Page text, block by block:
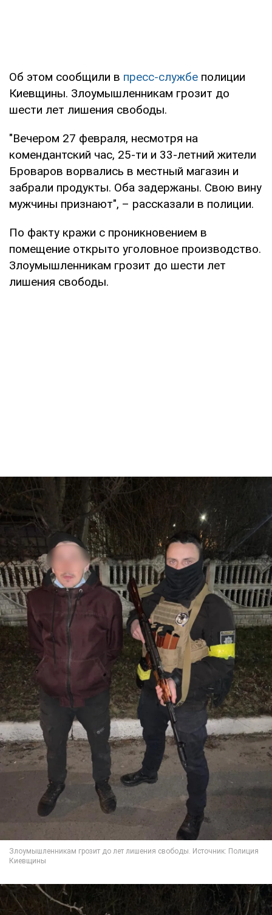
Об этом сообщили в пресс-службе полиции
Киевщины. Злоумышленникам грозит до
шести лет лишения свободы.
"Вечером 27 февраля, несмотря на
комендантский час, 25-ти и 33-летний жители
Броваров ворвались в местный магазин и
забрали продукты. Оба задержаны. Свою вину
мужчины признают", – рассказали в полиции.
По факту кражи с проникновением в
помещение открыто уголовное производство.
Злоумышленникам грозит до шести лет
лишения свободы.